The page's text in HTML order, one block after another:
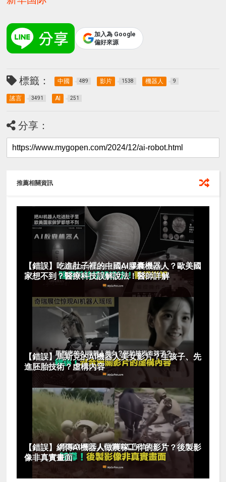
加入為 Google
偏好來源
標籤： 中國 489 影片 1538 機器人 9
謠言 3491 AI 251
分享：
推薦相關資訊
【錯誤】吃進肚子裡的中國AI膠囊機器人？歐美國
家想不到？醫療科技誤解說法！醫師詳解
【錯誤】馬斯克的AI機器人美女影片？生孩子、先
進胚胎技術？虛構內容
【錯誤】網傳AI機器人做農稼工作的影片？後製影
像非真實畫面